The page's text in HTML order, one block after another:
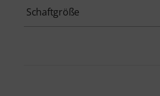
Schaftgröße